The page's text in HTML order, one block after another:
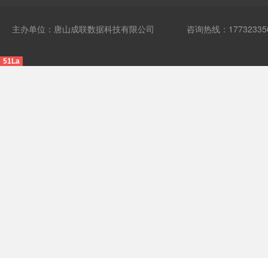
主办单位：唐山成联数据科技有限公司 咨询热线：
51La